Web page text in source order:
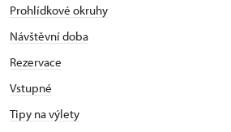
Prohlídkové okruhy
Návštěvní doba
Rezervace
Vstupné
Tipy na výlety